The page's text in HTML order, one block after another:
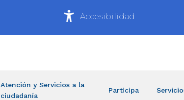
Accesibilidad
Atención y Servicios a la
ciudadanía
Participa